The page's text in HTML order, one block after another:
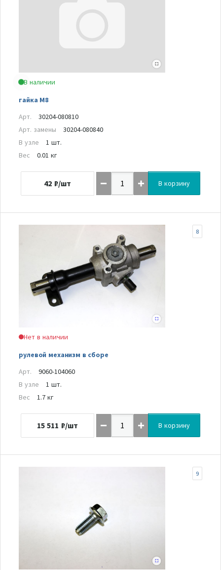
В наличии
гайка M8
Арт.
30204-080810
Арт. замены
30204-080840
В узле
1 шт.
Вес
0.01 кг
42 ₽/шт В корзину
Нет в наличии
рулевой механизм в сборе
8
Арт.
9060-104060
В узле
1 шт.
Вес
1.7 кг
15 511 ₽/шт В корзину
9